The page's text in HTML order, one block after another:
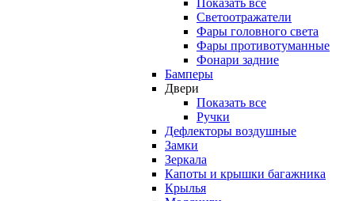
Светоотражатели
Фары головного света
Фары противотуманные
Фонари задние
Бамперы
Двери
Показать все
Ручки
Дефлекторы воздушные
Замки
Зеркала
Капоты и крышки багажника
Крылья